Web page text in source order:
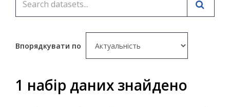
Впорядкувати по
1 набір даних знайдено